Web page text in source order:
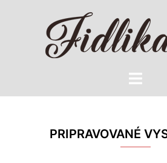
Toggle
PRIPRAVOVANÉ